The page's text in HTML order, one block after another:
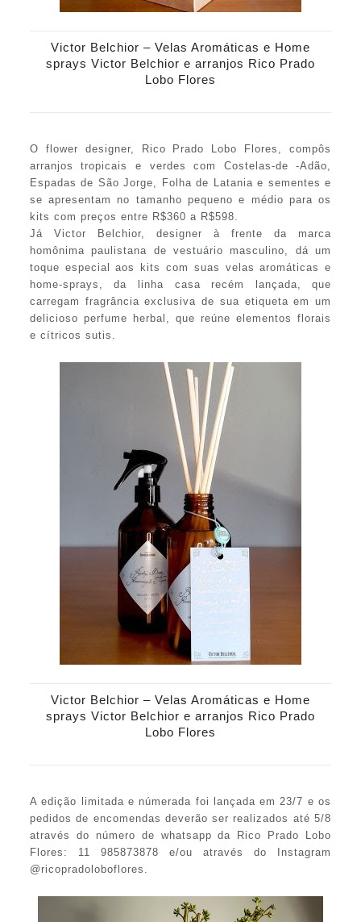
Victor Belchior – Velas Aromáticas e Home
sprays Victor Belchior e arranjos Rico Prado
Lobo Flores
O flower designer, Rico Prado Lobo Flores, compôs
arranjos tropicais e verdes com Costelas-de -Adão,
Espadas de São Jorge, Folha de Latania e sementes e
se apresentam no tamanho pequeno e médio para os
kits com preços entre R$360 a R$598.
Já Victor Belchior, designer à frente da marca
homônima paulistana de vestuário masculino, dá um
toque especial aos kits com suas velas aromáticas e
home-sprays, da linha casa recém lançada, que
carregam fragrância exclusiva de sua etiqueta em um
delicioso perfume herbal, que reúne elementos florais
e cítricos sutis.
Victor Belchior – Velas Aromáticas e Home
sprays Victor Belchior e arranjos Rico Prado
Lobo Flores
A edição limitada e númerada foi lançada em 23/7 e os
pedidos de encomendas deverão ser realizados até 5/8
através do número de whatsapp da Rico Prado Lobo
Flores: 11 985873878 e/ou através do Instagram
@ricopradoloboflores.